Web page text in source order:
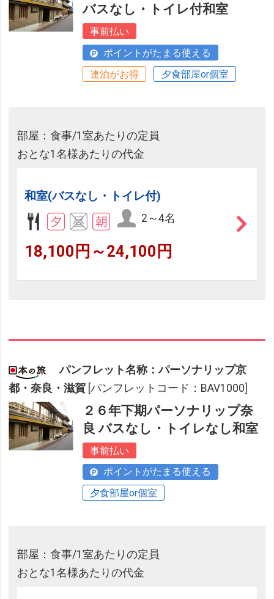
バスなし・トイレ付和室
事前払い
ポイントがたまる使える
連泊がお得
夕食部屋or個室
部屋：食事/1室あたりの定員
おとな1名様あたりの代金
和室(バスなし・トイレ付)
2～4名
18,100円～24,100円
パンフレット名称：パーソナリップ京
都・奈良・滋賀 [パンフレットコード：BAV1000]
２６年下期パーソナリップ奈
良 バスなし・トイレなし和室
事前払い
ポイントがたまる使える
夕食部屋or個室
部屋：食事/1室あたりの定員
おとな1名様あたりの代金